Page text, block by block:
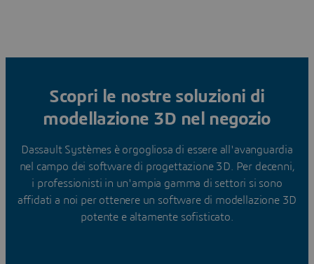
Scopri le nostre soluzioni di
modellazione 3D nel negozio
Dassault Systèmes è orgogliosa di essere all'avanguardia
nel campo dei software di progettazione 3D. Per decenni,
i professionisti in un'ampia gamma di settori si sono
affidati a noi per ottenere un software di modellazione 3D
potente e altamente sofisticato.